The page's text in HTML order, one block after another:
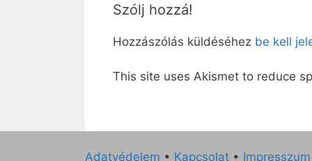
Szólj hozzá!
Hozzászólás küldéséhez be kell
This site uses Akismet to reduce
Adatvédelem • Kapcsolat • Impresszum